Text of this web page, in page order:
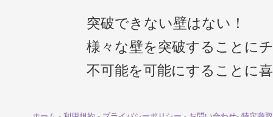
突破できない壁はない！
様々な壁を突破することに
不可能を可能にすることに